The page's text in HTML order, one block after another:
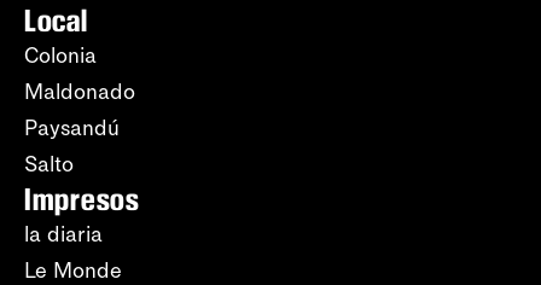
Local
Colonia
Maldonado
Paysandú
Salto
Impresos
la diaria
Le Monde